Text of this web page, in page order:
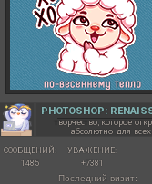
PHOTOSHOP:
творчество, которое
абсолютно для всех
СООБЩЕНИЙ:
1485
УВАЖЕНИЕ:
+7381
Последний визит: